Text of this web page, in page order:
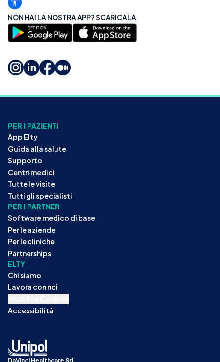
NON HAI LA NOSTRA APP? SCARICALA
PER I PAZIENTI
App Elty
Guida alla salute
Supporto
Centri medici
Tutte le visite
Tutti gli specialisti
PER I PARTNER
Software medico di base
Per le aziende
Per le cliniche
Partnerships
ELTY
Chi siamo
Lavora con noi
Accessibilità
DaVinci Healthcare Srl